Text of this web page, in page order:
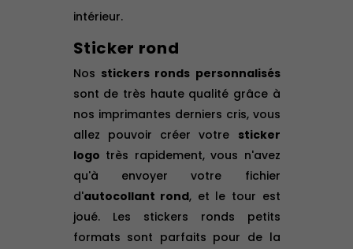
intérieur.
Sticker rond
Nos stickers ronds personnalisés
sont de très haute qualité grâce à
nos imprimantes derniers cris, vous
allez pouvoir créer votre sticker
logo très rapidement, vous n'avez
qu'à envoyer votre fichier
d'autocollant rond, et le tour est
joué. Les stickers ronds petits
formats sont parfaits pour de la